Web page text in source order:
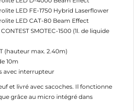
LED FE-1750 Hybrid Laserflower
LED CAT-80 Beam Effect
SMOTEC-1500 (1l. de liquide
(hauteur max. 2.40m)
10m
avec interrupteur
et livré avec sacoches. Il fonctionne
grâce au micro intégré dans